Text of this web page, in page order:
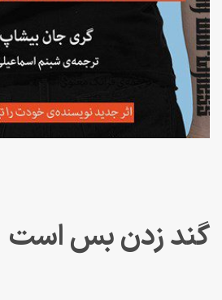
گند زدن بس است